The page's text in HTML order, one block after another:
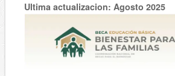
Ultima actualizacion: Agosto 2025